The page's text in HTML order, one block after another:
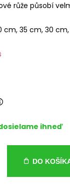
růže působí
cm, 35 cm, 30
ihneď
DO